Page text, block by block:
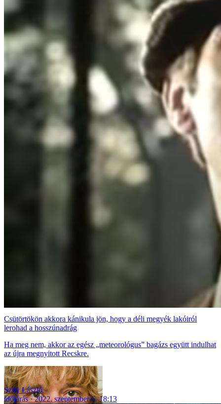
Csütörtökön akkora kánikula jön, hogy a déli megyék lakóiról
lerohad a hosszúnadrág
Ha meg nem, akkor az egész „meteorológus” bagázs együtt indulhat
az újra megnyitott Recskre.
Szily László
időjárás
2022. szeptember 6. 18:13